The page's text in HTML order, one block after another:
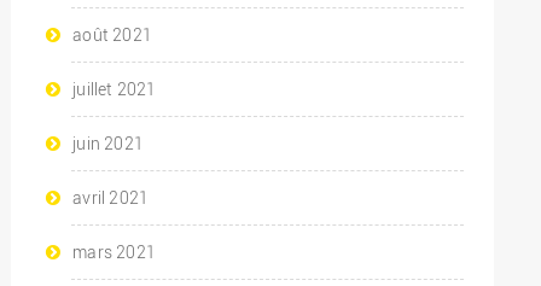
août 2021
juillet 2021
juin 2021
avril 2021
mars 2021